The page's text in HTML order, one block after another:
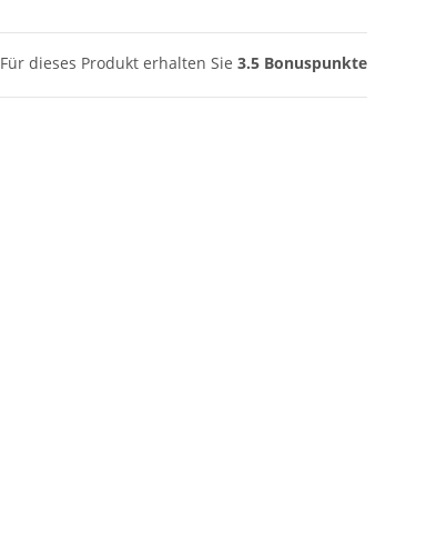
Für dieses Produkt erhalten Sie 3.5 Bonuspunkte